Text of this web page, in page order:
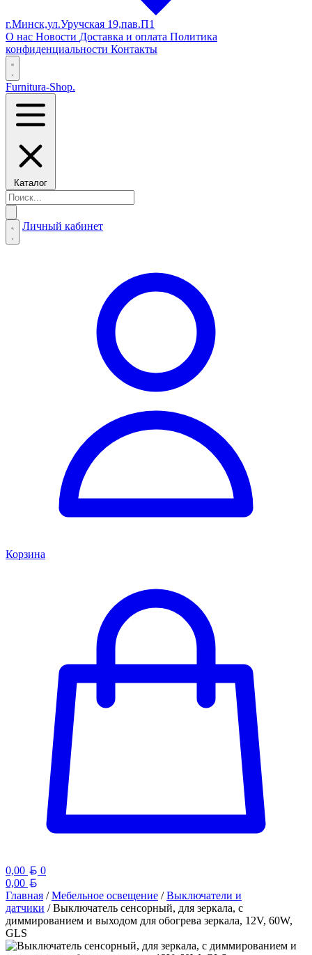
г.Минск,ул.Уручская 19,пав.П1
О нас Новости Доставка и оплата Политика
конфиденциальности Контакты
Furnitura-Shop.
Каталог
Личный кабинет
Корзина
0,00 Белорусский рубль
0
0,00
Главная /Мебельное освещение /Выключатели и
датчики / Выключатель сенсорный, для зеркала, с
диммированием и выходом для обогрева зеркала, 12V, 60W,
GLS